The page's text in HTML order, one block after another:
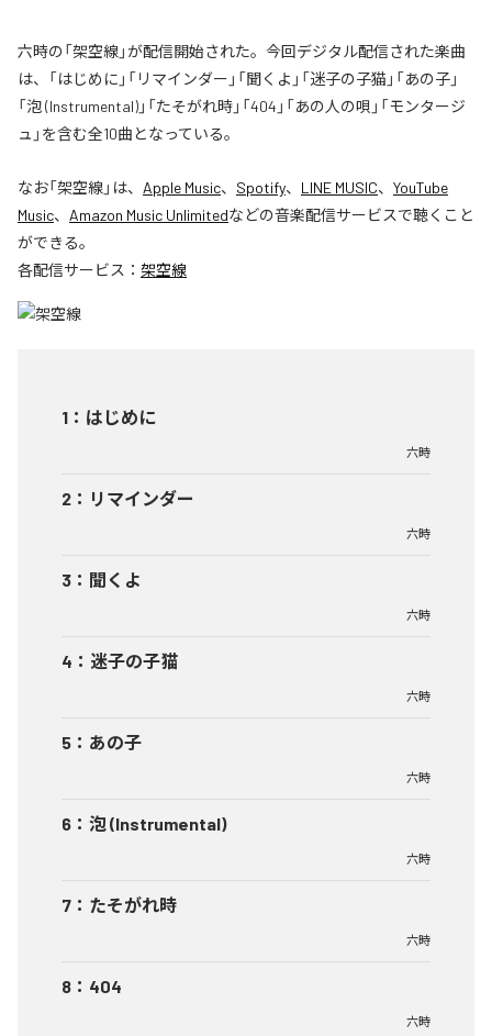
六時の「架空線」が配信開始された。今回デジタル配信された楽曲
は、「はじめに」「リマインダー」「聞くよ」「迷子の子猫」「あの子」
「泡 (Instrumental)」「たそがれ時」「404」「あの人の唄」「モンタージ
ュ」を含む全10曲となっている。
なお「架空線」は、 Apple Music、 Spotify、 LINE MUSIC、 YouTube
Music、 Amazon Music Unlimitedなどの音楽配信サービスで聴くこと
ができる。
各配信サービス： 架空線
1 ： はじめに
六時
2 ： リマインダー
六時
3 ： 聞くよ
六時
4 ： 迷子の子猫
六時
5 ： あの子
六時
6 ： 泡 (Instrumental)
六時
7 ： たそがれ時
六時
8 ： 404
六時